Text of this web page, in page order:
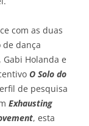
com as duas
de dança
, Gabi Holanda e
O Solo do
de pesquisa
Exhausting
, esta